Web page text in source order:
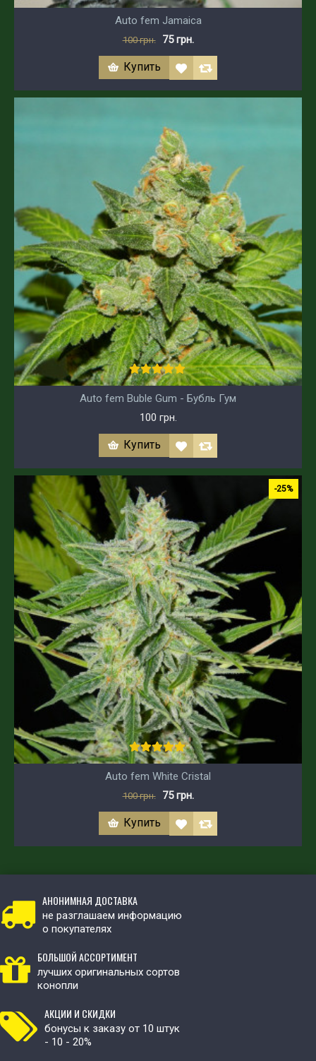
Auto fem Jamaica
100 грн. 75 грн.
Купить
Auto fem Buble Gum - Бубль Гум
100 грн.
Купить
-25%
Auto fem White Cristal
100 грн. 75 грн.
Купить
АНОНИМНАЯ ДОСТАВКА
не разглашаем информацию
о покупателях
БОЛЬШОЙ АССОРТИМЕНТ
лучших оригинальных сортов
конопли
АКЦИИ И СКИДКИ
бонусы к заказу от 10 штук
- 10 - 20%